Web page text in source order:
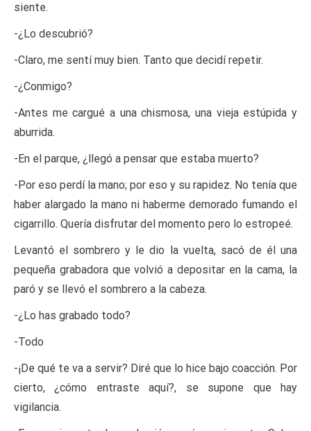
siente.
-¿Lo descubrió?
-Claro, me sentí muy bien. Tanto que decidí repetir.
-¿Conmigo?
-Antes me cargué a una chismosa, una vieja estúpida y
aburrida.
-En el parque, ¿llegó a pensar que estaba muerto?
-Por eso perdí la mano; por eso y su rapidez. No tenía que
haber alargado la mano ni haberme demorado fumando el
cigarrillo. Quería disfrutar del momento pero lo estropeé.
Levantó el sombrero y le dio la vuelta, sacó de él una
pequeña grabadora que volvió a depositar en la cama, la
paró y se llevó el sombrero a la cabeza.
-¿Lo has grabado todo?
-Todo
-¡De qué te va a servir? Diré que lo hice bajo coacción. Por
cierto, ¿cómo entraste aquí?, se supone que hay
vigilancia.